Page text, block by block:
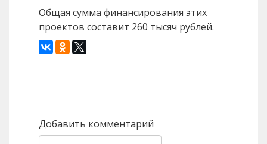
Общая сумма финансирования этих
проектов составит 260 тысяч рублей.
Добавить комментарий